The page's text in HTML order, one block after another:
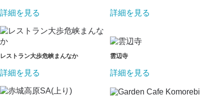
詳細を見る 詳細を見る
レストラン大歩危峡まんなか
詳細を見る
雲辺寺
詳細を見る